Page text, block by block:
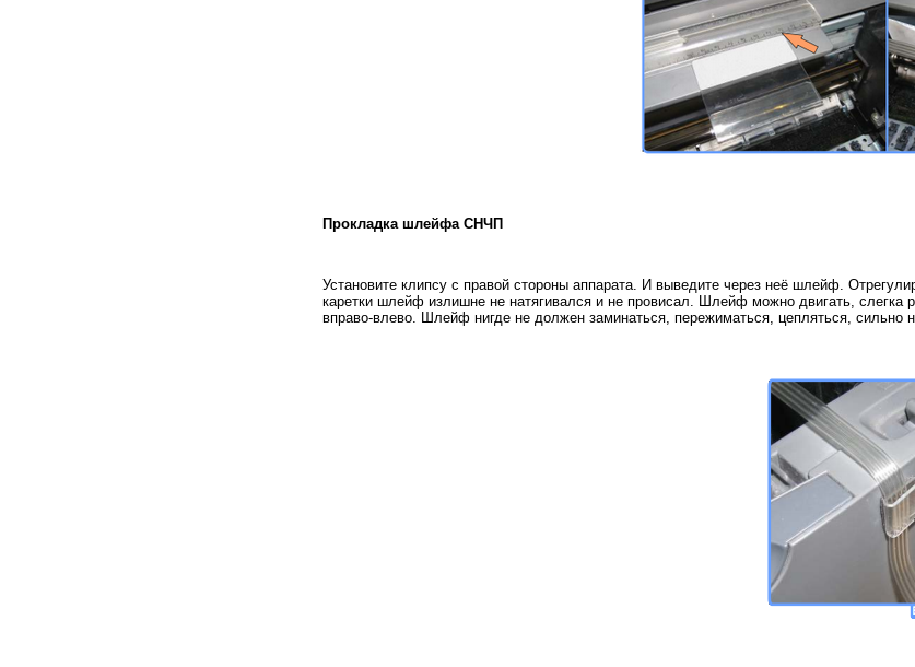
Прокладка шлейфа СНЧП
Установите клипсу с правой стороны аппарата. И выведите через неё шлейф.
каретки шлейф излишне не натягивался и не провисал. Шлейф можно двигать, слегка
вправо-влево. Шлейф нигде не должен заминаться, пережиматься, цепляться, сильно